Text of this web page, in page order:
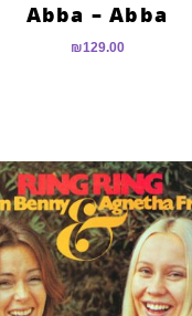
Abba – Abba
₪129.00